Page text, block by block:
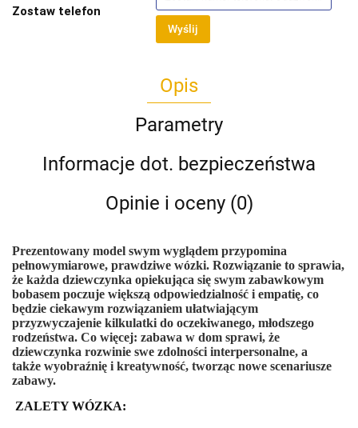
Zostaw telefon
Wyślij
Opis
Parametry
Informacje dot. bezpieczeństwa
Opinie i oceny (0)
Prezentowany model swym wyglądem przypomina
pełnowymiarowe, prawdziwe wózki. Rozwiązanie to sprawia,
że każda dziewczynka opiekująca się swym zabawkowym
bobasem poczuje większą odpowiedzialność i empatię, co
będzie ciekawym rozwiązaniem ułatwiającym
przyzwyczajenie kilkulatki do oczekiwanego, młodszego
rodzeństwa. Co więcej: zabawa w dom sprawi, że
dziewczynka rozwinie swe zdolności interpersonalne, a
także wyobraźnię i kreatywność, tworząc nowe scenariusze
zabawy.
ZALETY WÓZKA: